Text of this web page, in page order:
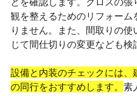
観を整えるためのリフォー
りません。また、間取りの
じて間仕切りの変更なども検
設備と内装のチェックには
の同行をおすすめします。 素